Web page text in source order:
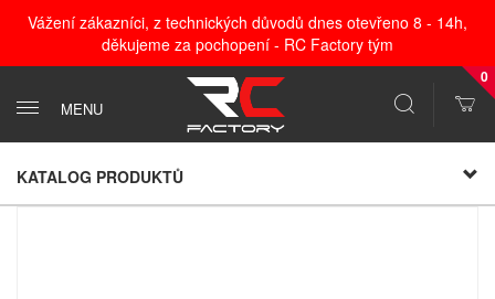
Vážení zákazníci, z technických důvodů dnes otevřeno 8 - 14h,
děkujeme za pochopení - RC Factory tým
MENU
0
KATALOG PRODUKTŮ